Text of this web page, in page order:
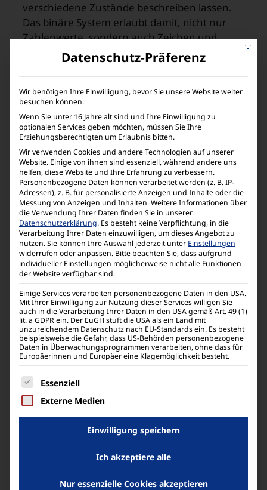
verschiedene Zustände beschreiben lassen.
Das binäre System erlaubt damit, nicht nur
Zahlenwerte, sondern auch Zeichen und
Buchstaben wiederzugeben.
Der Ver­schlüsselungs­
standard AES-256
Wie komplex ein solches System aus binären
Zusammenhängen werden kann zeigt ein
Beispiel aus der Kryptografie: Der
Verschlüsselungsstandard AES-256 (Advanced
Encryption Standard) ist das derzeit sicherste
symmetrische Verschlüsselungsverfahren. Bei
symmetrischen Verschlüsselungsverfahren ist
der Schlüssel zum Ver- und Entschlüsseln
identisch.
Die Zahlen in den verschiedenen AES-
Verschlüsselungen (z.B. AES-128, AES-192 und
AES-256) stehen für die Länge des Schlüssels.
Durch die wachsenden Schlüssellängen von
AES konnte die Sicherheit immens gesteigert
werden. Zur Verdeutlichung: Um mit dem
Computer einen Schlüssel der Länge von 128
Bit (etwa AES-128) zu knacken, bräuchte ein
länger, als das Universum alt ist.
Auch in den nächsten Jahren kann davon
ausgegangen werden, dass es keine
Mit
Datenschutz-Präferenz
Wir benötigen Ihre Einwilligung, bevor Sie unsere Website weiter
besuchen können.
Wenn Sie unter 16 Jahre alt sind und Ihre Einwilligung zu
optionalen Services geben möchten, müssen Sie Ihre
Erziehungsberechtigten um Erlaubnis bitten.
Wir verwenden Cookies und andere Technologien auf unserer
Website. Einige von ihnen sind essenziell, während andere uns
helfen, diese Website und Ihre Erfahrung zu verbessern.
Personenbezogene Daten können verarbeitet werden (z. B. IP-
Adressen), z. B. für personalisierte Anzeigen und Inhalte oder die
Messung von Anzeigen und Inhalten.Weitere Informationen über
die Verwendung Ihrer Daten finden Sie in unserer
Datenschutzerklärung. Es besteht keine Verpflichtung, in die
Verarbeitung Ihrer Daten einzuwilligen, um dieses Angebot zu
nutzen.Sie können Ihre Auswahl jederzeit unter Einstellungen
widerrufen oder anpassen. Bitte beachten Sie, dass aufgrund
individueller Einstellungen möglicherweise nicht alle Funktionen
der Website verfügbar sind.
Einige Services verarbeiten personenbezogene Daten in den USA.
Mit Ihrer Einwilligung zur Nutzung dieser Services willigen Sie
auch in die Verarbeitung Ihrer Daten in den USA gemäß Art. 49 (1)
lit. a GDPR ein. Der EuGH stuft die USA als ein Land mit
unzureichendem Datenschutz nach EU-Standards ein. Es besteht
beispielsweise die Gefahr, dass US-Behörden personenbezogene
Daten in Überwachungsprogrammen verarbeiten, ohne dass für
Europäerinnen und Europäer eine Klagemöglichkeit besteht.
Es folgt eine Liste der Service-Gruppen, für die
Essenziell
Externe Medien
Einwilligung speichern
Ich akzeptiere alle
Nur essenzielle Cookies akzeptieren